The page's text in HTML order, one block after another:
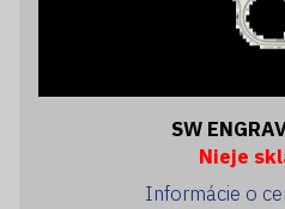
SW
Nieje
Informácie o